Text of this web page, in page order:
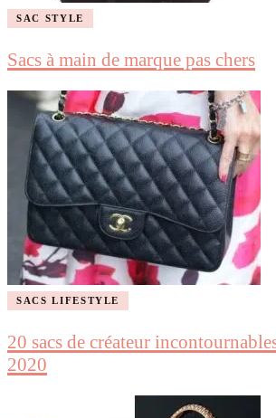
SAC STYLE
Sacs à main de marque pas chers
SACS LIFESTYLE
20 sacs de créateur
2020